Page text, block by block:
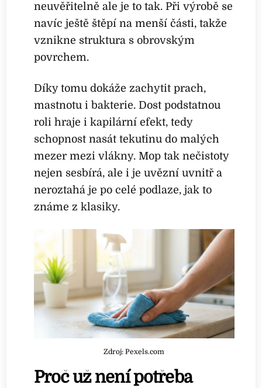
neuvěřitelně ale je to tak. Při výrobě se
navíc ještě štěpí na menší části, takže
vznikne struktura s obrovským
povrchem.
Díky tomu dokáže zachytit prach,
mastnotu i bakterie. Dost podstatnou
roli hraje i kapilární efekt, tedy
schopnost nasát tekutinu do malých
mezer mezi vlákny. Mop tak nečistoty
nejen sesbírá, ale i je uvězní uvnitř a
neroztahá je po celé podlaze, jak to
známe z klasiky.
Zdroj: Pexels.com
Proč už není potřeba